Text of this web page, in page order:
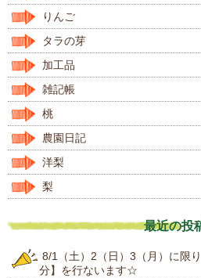
りんご
タラの芽
加工品
雑記帳
桃
農園日記
洋梨
梨
最近の投
8/1（土）2（日）3（月）に限
分】を行ないます☆